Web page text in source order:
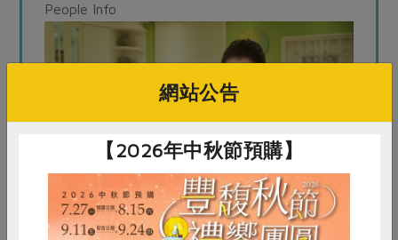
People Info
網站公告
【2026年中秋節預購】